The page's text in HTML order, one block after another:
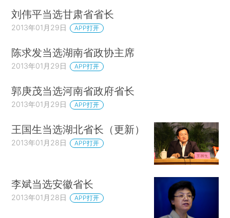
刘伟平当选甘肃省省长
2013年01月29日 APP打开
陈求发当选湖南省政协主席
2013年01月29日 APP打开
郭庚茂当选河南省政府省长
2013年01月29日 APP打开
王国生当选湖北省长（更新）
2013年01月28日 APP打开
李斌当选安徽省长
2013年01月28日 APP打开